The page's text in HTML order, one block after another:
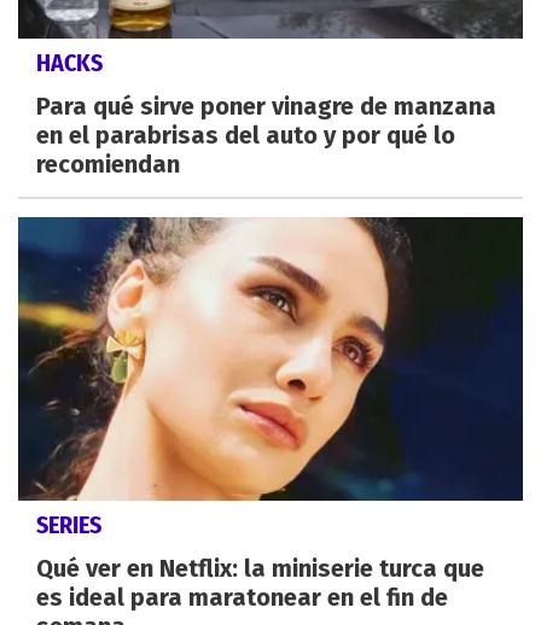
HACKS
Para qué sirve poner vinagre de manzana
en el parabrisas del auto y por qué lo
recomiendan
SERIES
Qué ver en Netflix: la miniserie turca que
es ideal para maratonear en el fin de